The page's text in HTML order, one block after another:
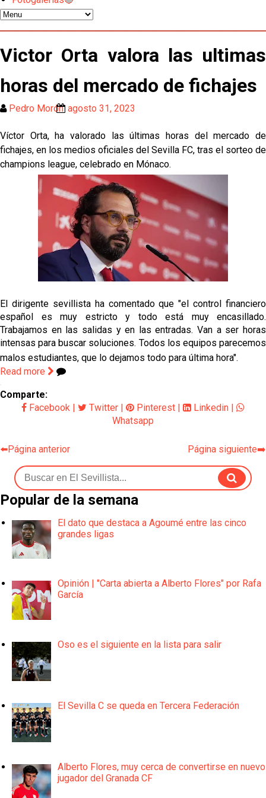
Los contratiempos para García Plaza por la mala
gestión de un inválido Consejo
El Sevilla C se queda en Tercera Federación
Atlético y Getafe agitan el mercado de LaLiga
El Sevilla FC plantea ampliar hasta cinco fichajes
más antes del cierre
Djibril Sow pone rumbo a Italia para firmar su nuevo
contrato con el Genoa
Kochorashvili, seria opción para reforzar el centro
del campo sevillista
Sow muy cerca de cerrar su traspaso al Genoa
Oso es el siguiente en la lista para salir
Banquillos confirmados: así queda la cantera del
Sevilla Femenino para la 2026/27
Previa | El Sevilla FC cierra la pretemporada con el
Victor Orta valora las ultimas
horas del mercado de fichajes
Pedro Morón agosto 31, 2023
Víctor Orta, ha valorado las últimas horas del mercado de
fichajes, en los medios oficiales del Sevilla FC, tras el sorteo de
champions league, celebrado en Mónaco.
El dirigente sevillista ha comentado que "el control financiero
español es muy estricto y todo está muy encasillado.
Trabajamos en las salidas y en las entradas. Van a ser horas
intensas para buscar soluciones. Todos los equipos parecemos
malos estudiantes, que lo dejamos todo para última hora".
Read more
Comparte:
Facebook
Twitter Pinterest Linkedin
Whatsapp
⬅️Página anterior Página siguiente➡️
Popular de la semana
El dato que destaca a Agoumé entre las cinco
grandes ligas
Opinión | "Carta abierta a Alberto Flores" por Rafa
García
Oso es el siguiente en la lista para salir
El Sevilla C se queda en Tercera Federación
Alberto Flores, muy cerca de convertirse en nuevo
jugador del Granada CF